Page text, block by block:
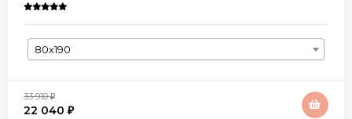
80х190
33 910₽
22 040 ₽